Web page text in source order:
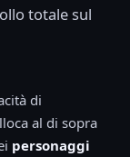
totale sul
di
al di sopra
personaggi